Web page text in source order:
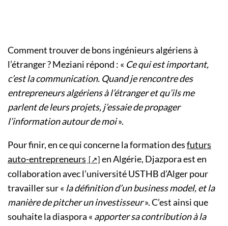
Comment trouver de bons ingénieurs algériens à
l’étranger ? Meziani répond : « Ce qui est important,
c’est la communication. Quand je rencontre des
entrepreneurs algériens à l’étranger et qu’ils me
parlent de leurs projets, j’essaie de propager
l’information autour de moi».
Pour finir, en ce qui concerne la formation desfuturs
auto-entrepreneurs
en Algérie, Djazpora est en
collaboration avec l’université USTHB d’Alger pour
travailler sur « la définition d’un business model, et la
manière de pitcher un investisseur». C’est ainsi que
souhaite la diaspora « apporter sa contribution à la